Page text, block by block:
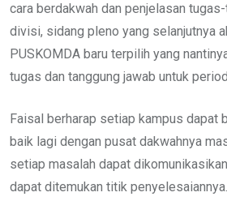
cara berdakwah dan penjelasan
divisi, sidang pleno yang selanjutnya
PUSKOMDA baru terpilih yang
tugas dan tanggung jawab untuk
Faisal berharap setiap kampus dapat
baik lagi dengan pusat dakwahnya
setiap masalah dapat
dapat ditemukan titik